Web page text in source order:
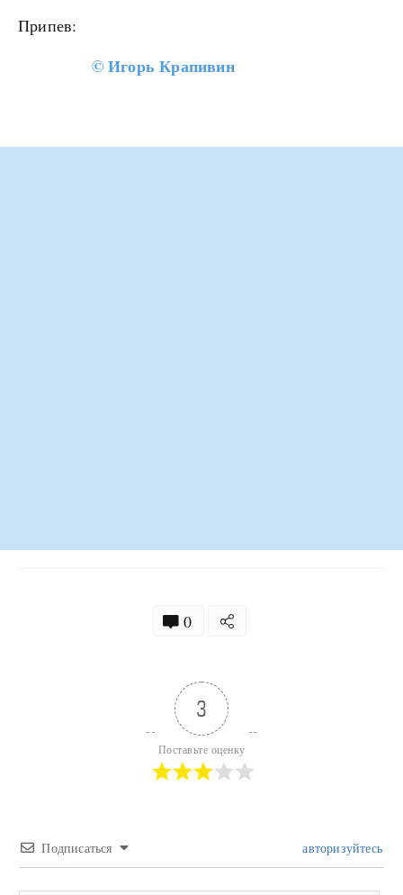
Припев:
©Игорь Крапивин
0
3
Поставьте оценку
Подписаться авторизуйтесь